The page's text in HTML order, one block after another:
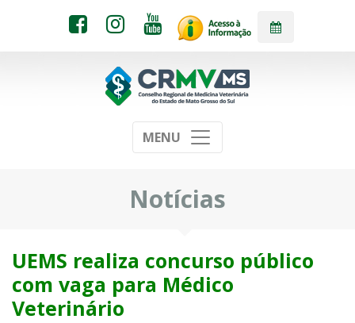
MENU
Notícias
UEMS realiza concurso público
com vaga para Médico
Veterinário